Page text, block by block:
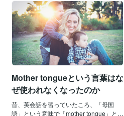
合が多々あります。そんなときは、スペ
ルを言ってあげるのがおすすめ♪【例】A:
Hi. I'm Mamemii. B: Sorry. What's your n
ame again?A: I'm Mamemii. It's spelled
M-A-M-
ことが苦ではなくなりいろんな人と話す
ことを心から楽しめることができたので
す。今までずっと黙って話を聞いている
側だったのにちゃんと自分の言葉で話せ
るようになりました。この方法を使えば
初対面の外国人ともすぐに仲良くなれま
すしオンライン英会話や英会話スクール
のフリートークでも無言になることはな
くなります。ではお伝えしていきます
ね。全部が不安僕は子どもの頃からいつ
も無口だった。小学生のころはいつも教
育の隅っこに一人でいてクラスの人気者
が他のクラスメートと仲良く話している
Mother tongueという言葉はな
ぜ使われなくなったのか
昔、英会話を習っていたころ、「母国
語」という意味で「mother tongue」とい